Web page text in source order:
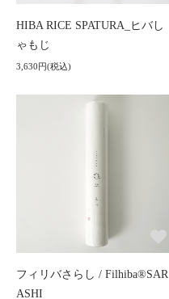
HIBA RICE SPATURA_ヒバし
ゃもじ
3,630円(税込)
フィリバさらし / Filhiba®SAR
ASHI